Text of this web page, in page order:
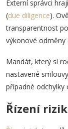
Externí správci
(due diligence).
transparentnost
výkonové odměny
Mandát, který si
nastavené
případné odchylky
Řízení rizik